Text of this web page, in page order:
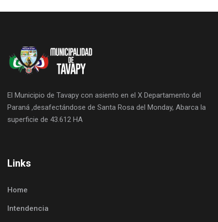
El Municipio de Tavapy con asiento en el X Departamento del
Paraná ,desafectándose de Santa Rosa del Monday, Abarca la
superficie de 43.612 HA
Links
Home
Intendencia